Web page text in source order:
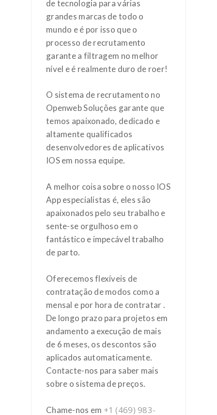
de tecnologia para várias
grandes marcas de todo o
mundo e é por isso que o
processo de recrutamento
garante a filtragem no melhor
nível e é realmente duro de roer!
O sistema de recrutamento no
Openweb Soluções garante que
temos apaixonado, dedicado e
altamente qualificados
desenvolvedores de aplicativos
IOS em nossa equipe.
A melhor coisa sobre o nosso IOS
App especialistas é, eles são
apaixonados pelo seu trabalho e
sente-se orgulhoso em o
fantástico e impecável trabalho
de parto.
Oferecemos flexíveis de
contratação de modos como a
mensal e por hora de contratar .
De longo prazo para projetos em
andamento a execução de mais
de 6 meses, os descontos são
aplicados automaticamente.
Contacte-nos para saber mais
sobre o sistema de preços.
Chame-nos em +1 (469) 983-